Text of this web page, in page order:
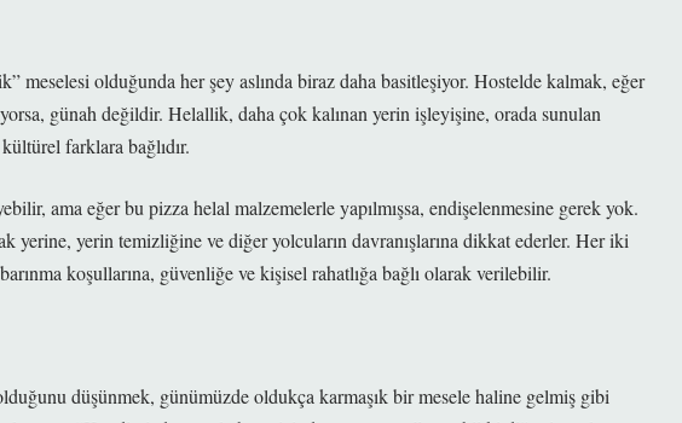
meselesi olduğunda her şey aslında biraz daha basitleşiyor. Hostelde kalmak, eğer
günah değildir. Helallik, daha çok kalınan yerin işleyişine, orada sunulan
farklara bağlıdır.
ama eğer bu pizza helal malzemelerle yapılmışsa, endişelenmesine gerek yok.
yerine, yerin temizliğine ve diğer yolcuların davranışlarına dikkat ederler. Her iki
koşullarına, güvenliğe ve kişisel rahatlığa bağlı olarak verilebilir.
düşünmek, günümüzde oldukça karmaşık bir mesele haline gelmiş gibi